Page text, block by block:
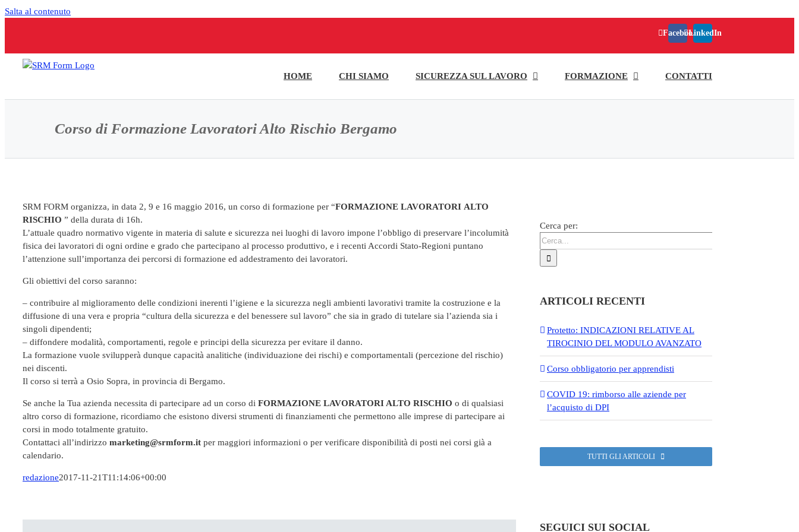
Salta al contenuto
FacebookLinkedIn
HOME CHI SIAMO SICUREZZA SUL LAVORO FORMAZIONE CONTATTI
Corso di Formazione Lavoratori Alto Rischio Bergamo
SRM FORM organizza, in data 2, 9 e 16 maggio 2016, un corso di formazione per “FORMAZIONE LAVORATORI ALTO
RISCHIO ” della durata di 16h.
L’attuale quadro normativo vigente in materia di salute e sicurezza nei luoghi di lavoro impone l’obbligo di preservare l’incolumità
fisica dei lavoratori di ogni ordine e grado che partecipano al processo produttivo, e i recenti Accordi Stato-Regioni puntano
l’attenzione sull’importanza dei percorsi di formazione ed addestramento dei lavoratori.
Gli obiettivi del corso saranno:
– contribuire al miglioramento delle condizioni inerenti l’igiene e la sicurezza negli ambienti lavorativi tramite la costruzione e la
diffusione di una vera e propria “cultura della sicurezza e del benessere sul lavoro” che sia in grado di tutelare sia l’azienda sia i
singoli dipendenti;
– diffondere modalità, comportamenti, regole e principi della sicurezza per evitare il danno.
La formazione vuole svilupperà dunque capacità analitiche (individuazione dei rischi) e comportamentali (percezione del rischio)
nei discenti.
Il corso si terrà a Osio Sopra, in provincia di Bergamo.
Se anche la Tua azienda necessita di partecipare ad un corso di FORMAZIONE LAVORATORI ALTO RISCHIO o di qualsiasi
altro corso di formazione, ricordiamo che esistono diversi strumenti di finanziamenti che permettono alle imprese di partecipare ai
corsi in modo totalmente gratuito.
Contattaci all’indirizzo marketing@srmform.it per maggiori informazioni o per verificare disponibilità di posti nei corsi già a
calendario.
redazione2017-11-21T11:14:06+00:00
Cerca per:
ARTICOLI RECENTI
Protetto: INDICAZIONI RELATIVE AL
TIROCINIO DEL MODULO AVANZATO
Corso obbligatorio per apprendisti
COVID 19: rimborso alle aziende per
l’acquisto di DPI
TUTTI GLI ARTICOLI
SEGUICI SUI SOCIAL